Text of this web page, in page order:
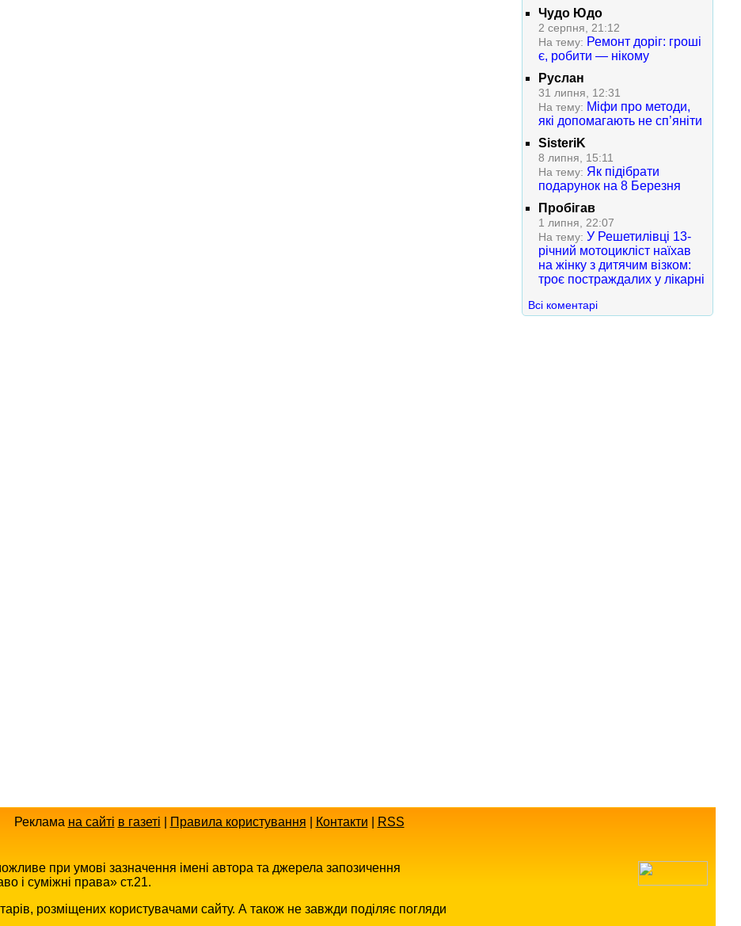
Чудо Юдо
2 серпня, 21:12
На тему: Ремонт доріг: гроші
є, робити — нікому
Руслан
31 липня, 12:31
На тему: Міфи про методи,
які допомагають не сп’яніти
SisteriK
8 липня, 15:11
На тему: Як підібрати
подарунок на 8 Березня
Пробігав
1 липня, 22:07
На тему: У Решетилівці 13-
річний мотоцикліст наїхав
на жінку з дитячим візком:
троє постраждалих у лікарні
Всі коментарі
Реклама на сайті в газеті Правила користування Контакти RSS
при умові зазначення імені автора та джерела запозичення
і суміжні права» ст.21.
розміщених користувачами сайту. А також не завжди поділяє погляди